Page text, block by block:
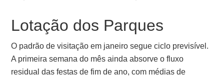
Lotação dos Parques
O padrão de visitação em janeiro segue ciclo previsível.
A primeira semana do mês ainda absorve o fluxo
residual das festas de fim de ano, com médias de